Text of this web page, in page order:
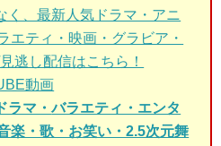
く、最新人気ドラマ・アニ
エティ・映画・グラビア・
逃し配信はこちら！
動画
ドラマ・バラエティ・エンタ
楽・歌・お笑い・2.5次元舞